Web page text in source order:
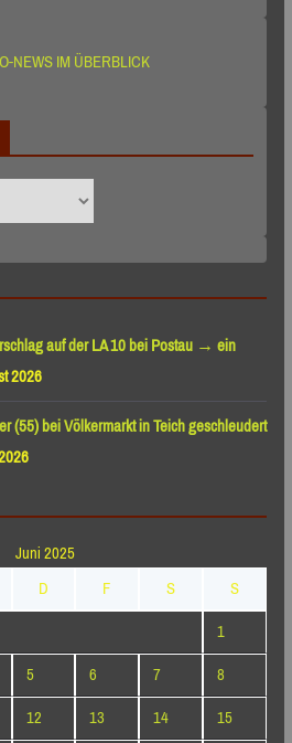
NEWS IM ÜBERBLICK
auf der LA 10 bei Postau → ein
2026
(55) bei Völkermarkt in Teich geschleudert
Juni 2025
D F S
S
1
5 6 7
8
12 13 14
15